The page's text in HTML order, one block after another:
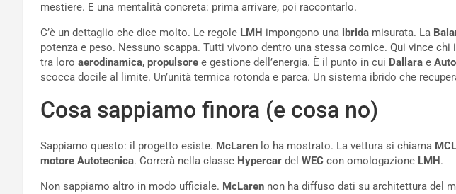
mestiere. E una mentalità concreta: prima arrivare, poi raccontarlo.
C’è un dettaglio che dice molto. Le regole LMH impongono una ibrida misurata. La
potenza e peso. Nessuno scappa. Tutti vivono dentro una stessa cornice. Qui vince chi
tra loro aerodinamica, propulsore e gestione dell’energia. È il punto in cui Dallara e
scocca docile al limite. Un’unità termica rotonda e parca. Un sistema ibrido che
Cosa sappiamo finora (e cosa no)
Sappiamo questo: il progetto esiste. McLaren lo ha mostrato. La vettura si chiama
motore Autotecnica. Correrà nella classe Hypercar del WEC con omologazione LMH .
Non sappiamo altro in modo ufficiale. McLaren non ha diffuso dati su architettura del